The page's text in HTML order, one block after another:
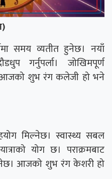
समय व्यतीत हुनेछ। नयाँ
गर्नुपर्ला। जोखिमपूर्ण
आजको शुभ रंग कलेजी हो भने
मिल्नेछ। स्वास्थ्य सबल
योग छ। पराक्रमबाट
आजको शुभ रंग केशरी हो